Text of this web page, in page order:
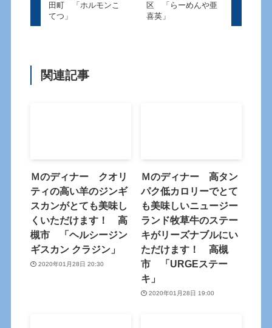
田町 「ホルモンこ
てつ」
区 「らーめんや亜
喜英」
関連記事
Ｍのディナー クオリ
ティの高い羊のジンギ
スカンがとても美味し
くいただけます！ 高
槻市 「ヘルシージン
ギスカン クラジン」
2020年01月28日 20:30
Ｍのディナー 高タン
パク低カロリーでとて
も美味しいニュージー
ランド牧草牛のステー
キがリーズナブルにい
ただけます！ 高槻
市 「URGEステー
キ」
2020年01月28日 19:00